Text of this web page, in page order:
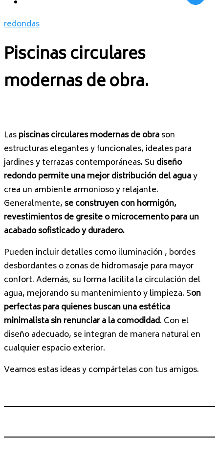
redondas
Piscinas circulares
modernas de obra.
Laspiscinas circulares modernas de obrason
estructuras elegantes y funcionales, ideales para
jardines y terrazas contemporáneas. Su diseño
redondo permite una mejor distribución del aguay
crea un ambiente armonioso y relajante.
Generalmente, se construyen con hormigón,
revestimientos de gresite o microcemento para un
acabado sofisticado y duradero.
Pueden incluir detalles como iluminación , bordes
desbordantes o zonas de hidromasaje para mayor
confort. Además, su forma facilita la circulación del
agua, mejorando su mantenimiento y limpieza. Son
perfectas para quienes buscan una estética
minimalista sin renunciar a la comodidad. Con el
diseño adecuado, se integran de manera natural en
cualquier espacio exterior.
Veamos estas ideas y compártelas con tus amigos.